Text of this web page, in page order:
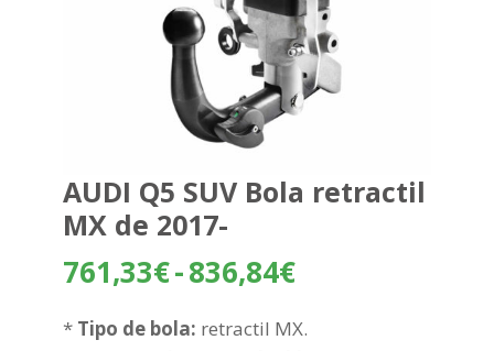
AUDI Q5 SUV Bola retractil
MX de 2017-
761,33€-836,84€Rango
precios:
* Tipo de bola: retractil MX.